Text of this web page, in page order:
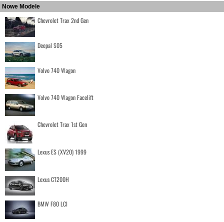
Nowe Modele
Chevrolet Trax 2nd Gen
Deepal S05
Volvo 740 Wagon
Volvo 740 Wagon Facelift
Chevrolet Trax 1st Gen
Lexus ES (XV20) 1999
Lexus CT200H
BMW F80 LCI